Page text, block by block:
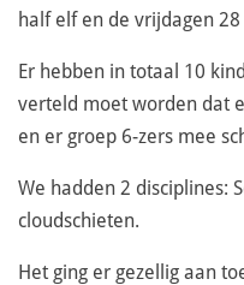
half elf en de vrijdagen
Er hebben in totaal 10
verteld moet worden dat
en er groep 6-zers mee
We hadden 2 disciplines:
cloudschieten.
Het ging er gezellig aan